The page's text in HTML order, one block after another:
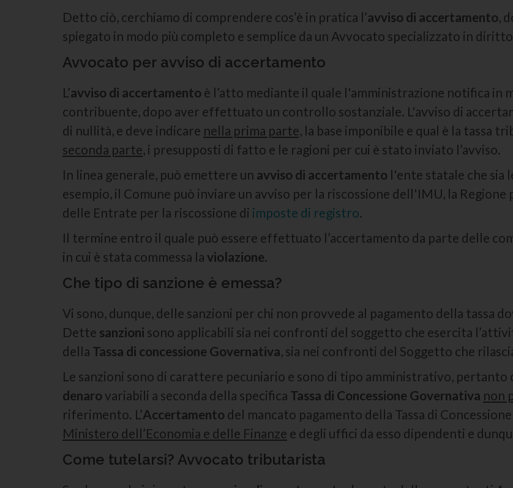
Detto ciò, cerchiamo di comprendere cos’è in pratica l’avviso di accertamento,
spiegato in modo più completo e semplice da un Avvocato specializzato in
Avvocato per avviso di accertamento
L’avviso di accertamento è l’atto mediante il quale l'amministrazione notifica in
contribuente, dopo aver effettuato un controllo sostanziale. L'avviso di
di nullità, e deve indicare nella prima parte, la base imponibile e qual è la tassa
seconda parte, i presupposti di fatto e le ragioni per cui è stato inviato l’avviso.
In linea generale, può emettere un avviso di accertamento l'ente statale che sia
esempio, il Comune può inviare un avviso per la riscossione dell'IMU, la Regione
delle Entrate per la riscossione di imposte di registro.
Il termine entro il quale può essere effettuato l’accertamento da parte delle
in cui è stata commessa la violazione.
Che tipo di sanzione è emessa?
Vi sono, dunque, delle sanzioni per chi non provvede al pagamento della tassa
Dette sanzioni sono applicabili sia nei confronti del soggetto che esercita
della Tassa di concessione Governativa, sia nei confronti del Soggetto che
Le sanzioni sono di carattere pecuniario e sono di tipo amministrativo,
denaro variabili a seconda della specifica Tassa di Concessione Governativa non
riferimento. L’Accertamento del mancato pagamento della Tassa di
Ministero dell’Economia e delle Finanze e degli uffici da esso dipendenti e
Come tutelarsi? Avvocato tributarista